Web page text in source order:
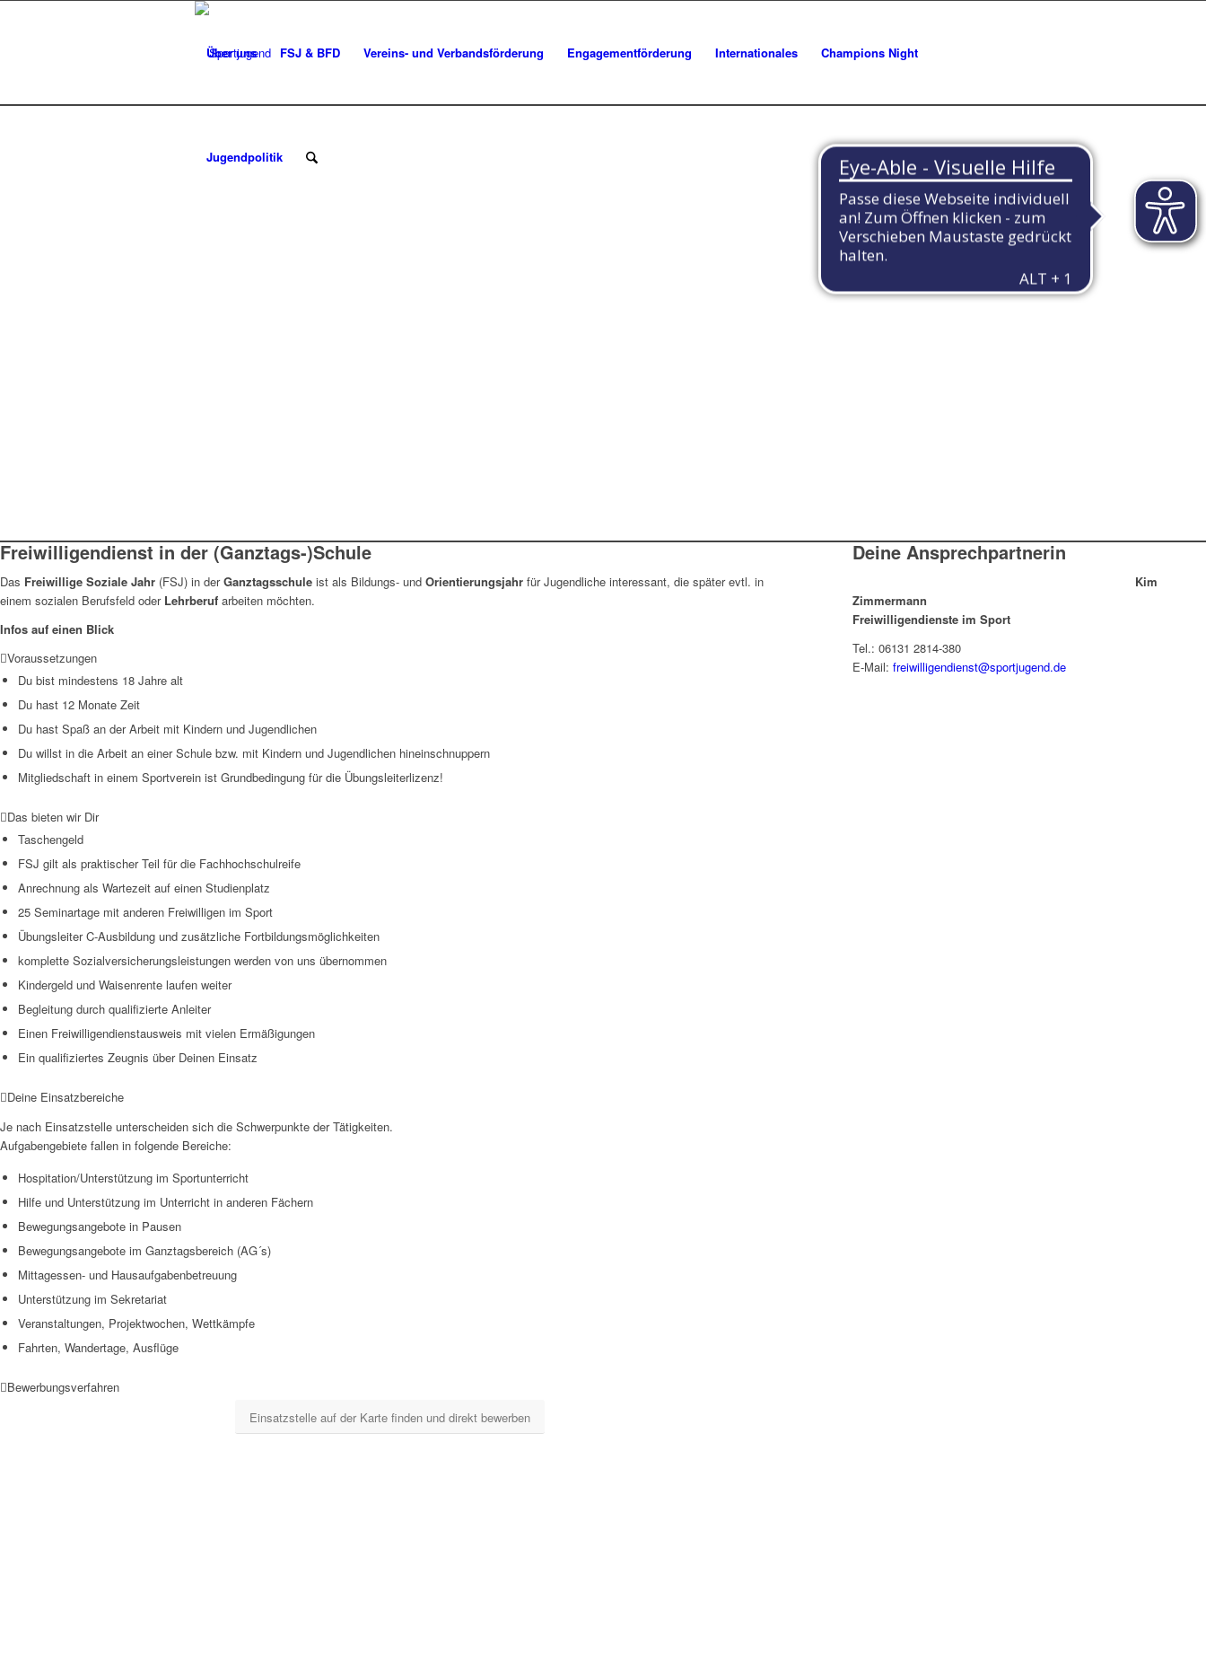
Über uns FSJ & BFD Vereins- und Verbandsförderung Engagementförderung Internationales Champions Night
Jugendpolitik
Freiwilligendienst in der (Ganztags-)Schule
Das Freiwillige Soziale Jahr (FSJ) in derGanztagsschule ist als Bildungs- und Orientierungsjahr für Jugendliche interessant, die später evtl. in
einem sozialen Berufsfeld oder Lehrberuf arbeiten möchten.
Infos auf einen Blick
Voraussetzungen
Du bist mindestens 18 Jahre alt
Du hast 12 Monate Zeit
Du hast Spaß an der Arbeit mit Kindern und Jugendlichen
Du willst in die Arbeit an einer Schule bzw. mit Kindern und Jugendlichen hineinschnuppern
Mitgliedschaft in einem Sportverein ist Grundbedingung für die Übungsleiterlizenz!
Das bieten wir Dir
Taschengeld
FSJ gilt als praktischer Teil für die Fachhochschulreife
Anrechnung als Wartezeit auf einen Studienplatz
25 Seminartage mit anderen Freiwilligen im Sport
Übungsleiter C-Ausbildung und zusätzliche Fortbildungsmöglichkeiten
komplette Sozialversicherungsleistungen werden von uns übernommen
Kindergeld und Waisenrente laufen weiter
Begleitung durch qualifizierte Anleiter
Einen Freiwilligendienstausweis mit vielen Ermäßigungen
Ein qualifiziertes Zeugnis über Deinen Einsatz
Deine Einsatzbereiche
Je nach Einsatzstelle unterscheiden sich die Schwerpunkte der Tätigkeiten.
Aufgabengebiete fallen in folgende Bereiche:
Hospitation/Unterstützung im Sportunterricht
Hilfe und Unterstützung im Unterricht in anderen Fächern
Bewegungsangebote in Pausen
Bewegungsangebote im Ganztagsbereich (AG´s)
Mittagessen- und Hausaufgabenbetreuung
Unterstützung im Sekretariat
Veranstaltungen, Projektwochen, Wettkämpfe
Fahrten, Wandertage, Ausflüge
Bewerbungsverfahren
Einsatzstelle auf der Karte finden und direkt bewerben
Deine Ansprechpartnerin
Kim
Zimmermann
Freiwilligendienste im Sport
Tel.: 06131 2814-380
E-Mail: freiwilligendienst@sportjugend.de